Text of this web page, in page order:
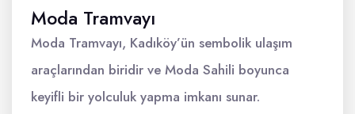
Moda Tramvayı
Moda Tramvayı, Kadıköy’ün sembolik ulaşım
araçlarından biridir ve Moda Sahili boyunca
keyifli bir yolculuk yapma imkanı sunar.